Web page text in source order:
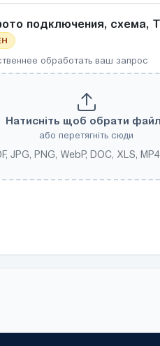
подключения, схема,
обработать ваш запрос
Натисніть щоб обрати
або перетягніть сюди
JPG, PNG, WebP, DOC, XLS,